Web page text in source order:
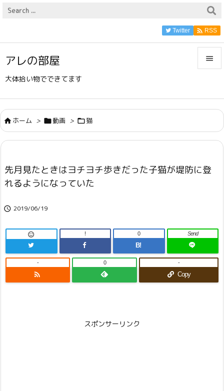
アレの部屋
大体拾い物でできてます

サイド

次へ
Twitter  RSS
ホーム > 動画 > 猫
先月見たときはヨチヨチ歩きだった子猫が堤防に登
れるようになっていた
 2019/06/19
 !
B!
0 Send

- 0
Copy
-
スポンサーリンク